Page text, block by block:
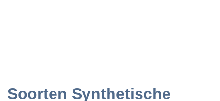
Soorten Synthetische